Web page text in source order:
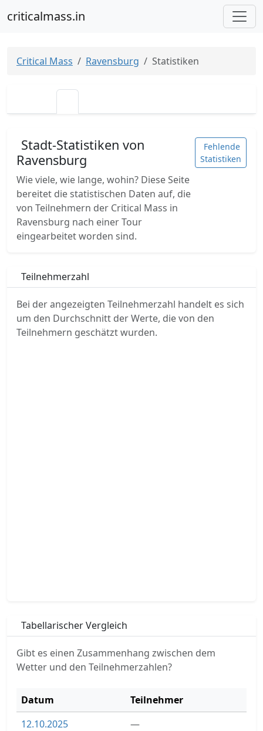
criticalmass.in
Critical Mass Ravensburg Statistiken
Stadt-Statistiken von
Ravensburg
Wie viele, wie lange, wohin? Diese Seite
bereitet die statistischen Daten auf, die
von Teilnehmern der Critical Mass in
Ravensburg nach einer Tour
eingearbeitet worden sind.
Fehlende
Statistiken
Teilnehmerzahl
Bei der angezeigten Teilnehmerzahl handelt es sich
um den Durchschnitt der Werte, die von den
Teilnehmern geschätzt wurden.
Tabellarischer Vergleich
Gibt es einen Zusammenhang zwischen dem
Wetter und den Teilnehmerzahlen?
Datum
Teilnehmer
12.10.2025
—